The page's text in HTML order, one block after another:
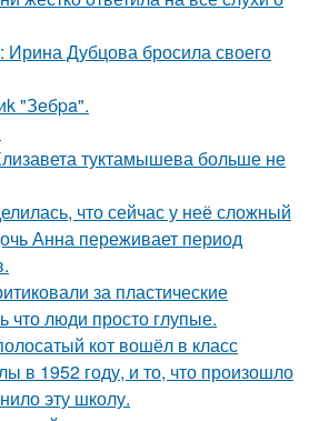
Ирина Дубцова бросила своего
"Зeбpa".
туктамышева больше не
что сейчас у неё сложный
Анна переживает период
за пластические
что люди просто глупые.
кот вошёл в класс
в 1952 году, и то, что произошло
эту школу.